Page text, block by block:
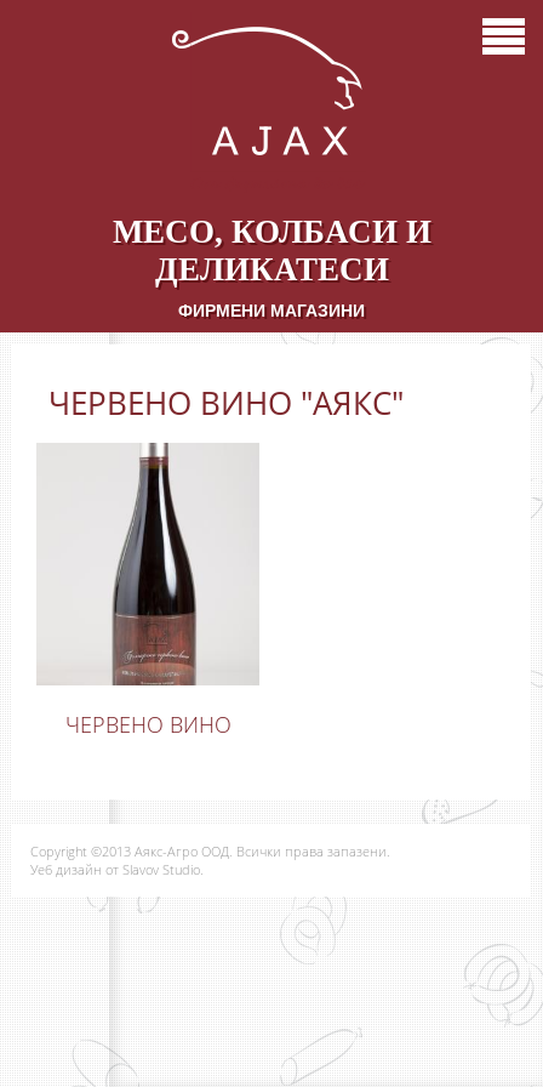
МЕСО, КОЛБАСИ И
ДЕЛИКАТЕСИ
ФИРМЕНИ МАГАЗИНИ
ЧЕРВЕНО ВИНО "АЯКС"
ЧЕРВЕНО ВИНО
Copyright ©2013 Аякс-Агро ООД. Всички права запазени.
Уеб дизайн от Slavov Studio.
НАЧАЛО
КАЧЕСТВО И КОНТРОЛ
МАГАЗИНИ